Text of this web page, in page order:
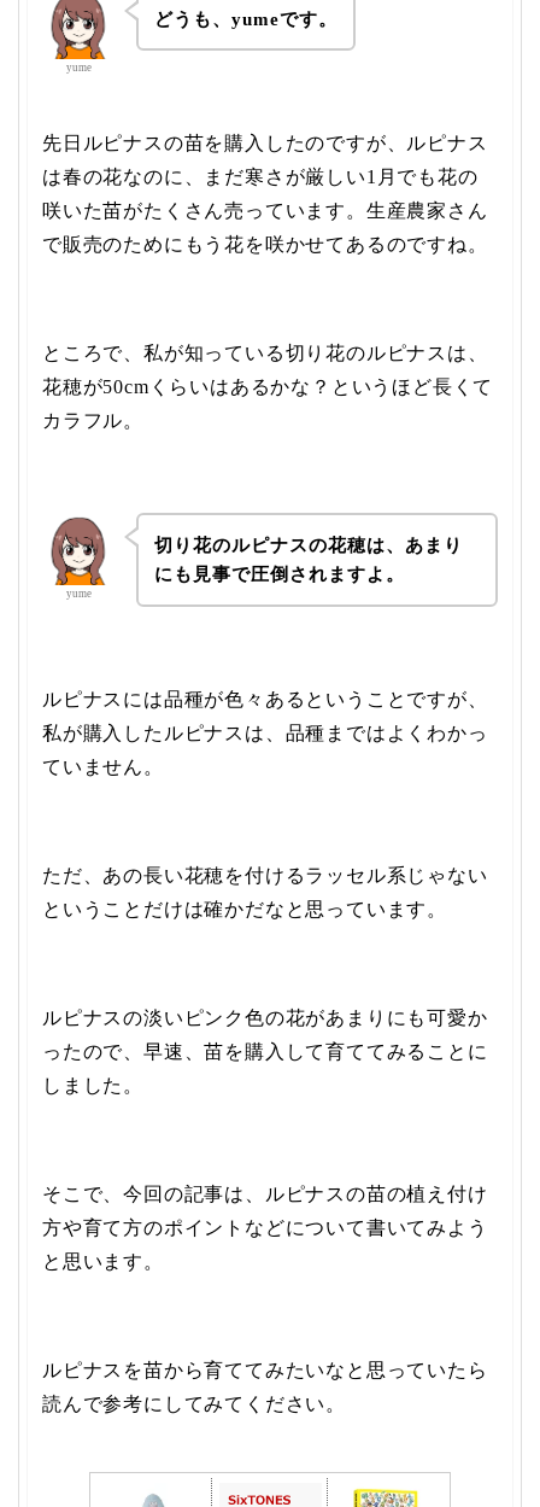
yume
どうも、yumeです。
先日ルピナスの苗を購入したのですが、ルピナス
は春の花なのに、まだ寒さが厳しい1月でも花の
咲いた苗がたくさん売っています。生産農家さん
で販売のためにもう花を咲かせてあるのですね。
ところで、私が知っている切り花のルピナスは、
花穂が50cmくらいはあるかな？というほど長くて
カラフル。
yume
切り花のルピナスの花穂は、あまり
にも見事で圧倒されますよ。
ルピナスには品種が色々あるということですが、
私が購入したルピナスは、品種まではよくわかっ
ていません。
ただ、あの長い花穂を付けるラッセル系じゃない
ということだけは確かだなと思っています。
ルピナスの淡いピンク色の花があまりにも可愛か
ったので、早速、苗を購入して育ててみることに
しました。
そこで、今回の記事は、ルピナスの苗の植え付け
方や育て方のポイントなどについて書いてみよう
と思います。
ルピナスを苗から育ててみたいなと思っていたら
読んで参考にしてみてください。